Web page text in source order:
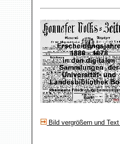
Bild vergrößern und